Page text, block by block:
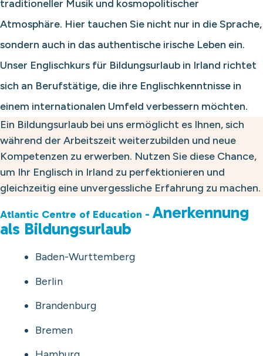
traditioneller Musik und kosmopolitischer
Atmosphäre. Hier tauchen Sie nicht nur in die Sprache,
sondern auch in das authentische irische Leben ein.
Unser Englischkurs für Bildungsurlaub in Irland richtet
sich an Berufstätige, die ihre Englischkenntnisse in
einem internationalen Umfeld verbessern möchten.
Ein Bildungsurlaub bei uns ermöglicht es Ihnen, sich
während der Arbeitszeit weiterzubilden und neue
Kompetenzen zu erwerben. Nutzen Sie diese Chance,
um Ihr Englisch in Irland zu perfektionieren und
gleichzeitig eine unvergessliche Erfahrung zu machen.
Atlantic Centre of Education - Anerkennung
als Bildungsurlaub
Baden-Wurttemberg
Berlin
Brandenburg
Bremen